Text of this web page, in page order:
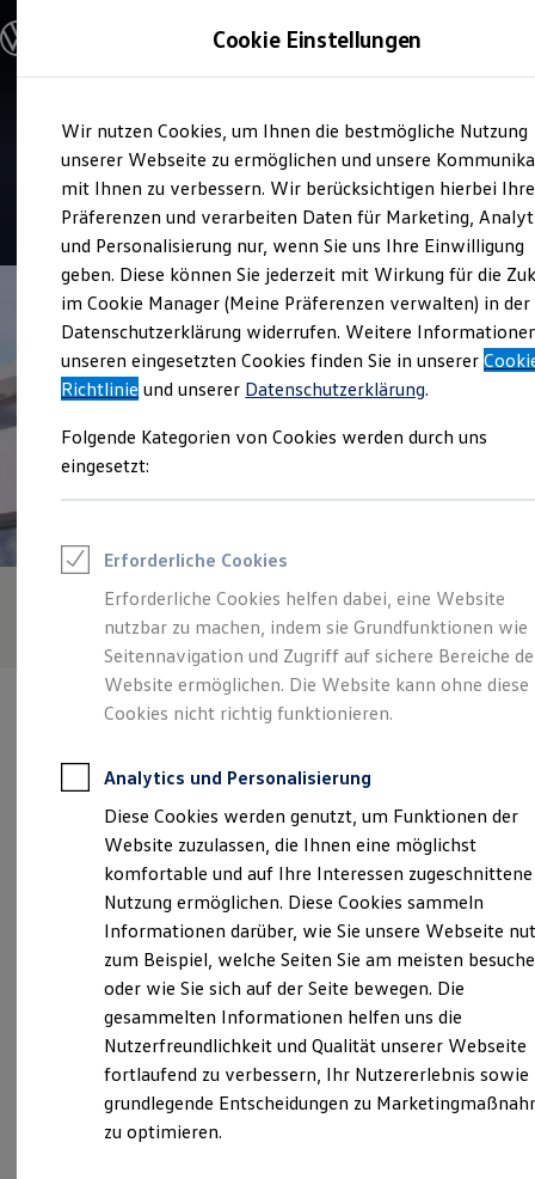
Hauptinhalt
springen
Footer
springen
Modelle & Konfigurator
Nutzfahrzeugkategorien entdecken
Modelle konfigurieren
Vorgängermodelle und Oldtimer
Vorgängermodelle
Oldtimer
Bulli Historie
Branchenlösungen & Gewerbekunden
Umbaulösungen und Hersteller finden
Auf- und Umbauten entdecken & konfigurieren
Groß- und Sonderkunden
Großkunden
Kommunen & Behörden
Journalisten
Sportvereine
Branchenlösungen
Gewerbliche Personenbeförderung
Service & mobile Werkstätten
Kühlfahrzeuge
ONE Business ID Vorteile
Fahrzeugsuche & Marktplatz
Fahrzeugsuche
Fahrzeuge online kaufen
Digitaler Marktplatz
Kauf & Finanzierung
Online-Fahrzeugbewertung
Aktionen & Angebote
Für Gewerbekunden
Profi Paket
TopDeal
Gebrauchtwagen
ProfiPartner für Gebrauchtwagen
Zertifizierte Gebrauchtwagen
Finanzierung
Für Privatkunden
Für Gewerbekunden
Leasing
Für Privatkunden
Für Gewerbekunden
Versicherungen & Garantien
Garantien
Kfz-Versicherung für Nutzfahrzeuge
Restschuldversicherung
Wartungsverträge
Besitzer & Service
Service
Fritz Thomas Automobile
4.8| 42 Bewertungen
Verantwortlich für die Inhalte auf dieser Seite ist die Fritz Thomas
GmbH - Co.KG Automobile (Impressum & Rechtliches)
Lachtehäuser Straße 13 - 15, 29223 Celle
+49 5141 709580
Montag-Freitag 07:30-18:00 Uhr
Samstag
09:00 -13:00 Uhr
Cookie Einstellungen
Wir nutzen Cookies, um Ihnen die bestmögliche Nutzung
unserer Webseite zu ermöglichen und unsere
mit Ihnen zu verbessern. Wir berücksichtigen hierbei Ihre
Präferenzen und verarbeiten Daten für Marketing,
und Personalisierung nur, wenn Sie uns Ihre Einwilligung
geben. Diese können Sie jederzeit mit Wirkung für die
im Cookie Manager (Meine Präferenzen verwalten) in der
Datenschutzerklärung widerrufen. Weitere
unseren eingesetzten Cookies finden Sie in unserer
Richtlinie und unserer Datenschutzerklärung.
Folgende Kategorien von Cookies werden durch uns
eingesetzt:
Erforderliche Cookies
Erforderliche Cookies helfen dabei, eine Website
nutzbar zu machen, indem sie Grundfunktionen wie
Seitennavigation und Zugriff auf sichere Bereiche
Website ermöglichen. Die Website kann ohne diese
Cookies nicht richtig funktionieren.
Analytics und Personalisierung
Diese Cookies werden genutzt, um Funktionen der
Website zuzulassen, die Ihnen eine möglichst
komfortable und auf Ihre Interessen zugeschnittene
Nutzung ermöglichen. Diese Cookies sammeln
Informationen darüber, wie Sie unsere Webseite
zum Beispiel, welche Seiten Sie am meisten
oder wie Sie sich auf der Seite bewegen. Die
gesammelten Informationen helfen uns die
Nutzerfreundlichkeit und Qualität unserer Webseite
fortlaufend zu verbessern, Ihr Nutzererlebnis sowie
grundlegende Entscheidungen zu
zu optimieren.